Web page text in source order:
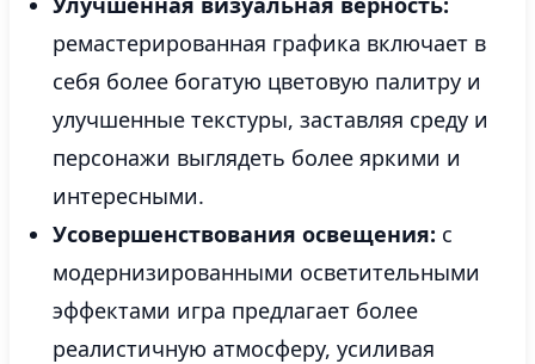
ремастерированная графика включает в
себя более богатую цветовую палитру и
улучшенные текстуры, заставляя среду и
персонажи выглядеть более яркими и
интересными.
Усовершенствования освещения: с
модернизированными осветительными
эффектами игра предлагает более
реалистичную атмосферу, усиливая